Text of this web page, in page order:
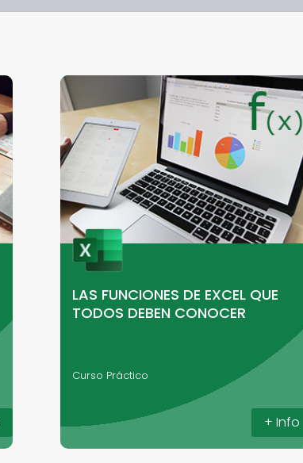
LAS FUNCIONES DE EXCEL QUE
TODOS DEBEN CONOCER
Curso Práctico
+ Info